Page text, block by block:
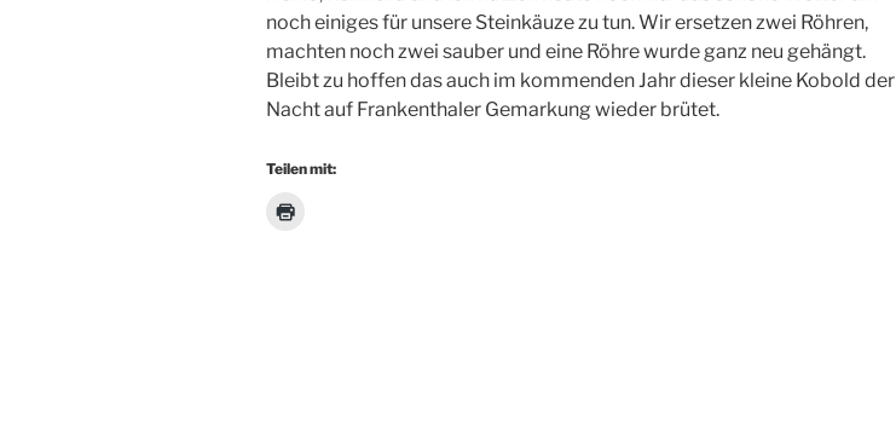
noch einiges für unsere Steinkäuze zu tun. Wir ersetzen zwei Röhren,
machten noch zwei sauber und eine Röhre wurde ganz neu gehängt.
Bleibt zu hoffen das auch im kommenden Jahr dieser kleine Kobold der
Nacht auf Frankenthaler Gemarkung wieder brütet.
Teilen mit: